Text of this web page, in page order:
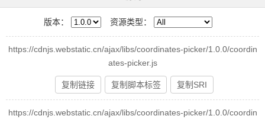
服务价格
赞助
版本： 资源类型：
https://cdnjs.webstatic.cn/ajax/libs/coordinates-picker/1.0.0/coordin
ates-picker.js
复制链接 复制脚本标签 复制SRI
https://cdnjs.webstatic.cn/ajax/libs/coordinates-picker/1.0.0/coordin